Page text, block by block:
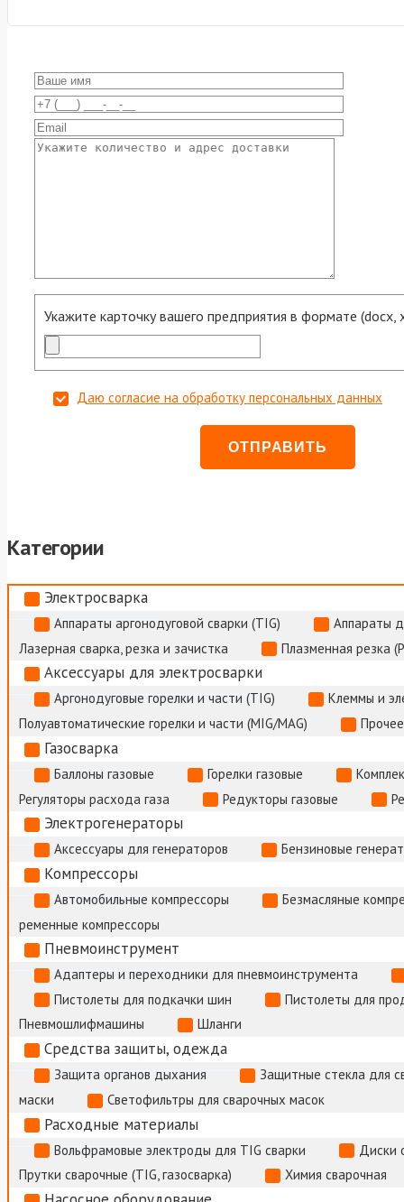
Укажите карточку вашего предприятия в формате (docx,
Даю согласие на обработку персональных данных
Категории
Электросварка
Аппараты аргонодуговой сварки (TIG)
Аппараты
Лазерная сварка, резка и зачистка
Плазменная резка
Аксессуары для электросварки
Аргонодуговые горелки и части (TIG)
Клеммы и
Полуавтоматические горелки и части (MIG/MAG)
Газосварка
Баллоны газовые Горелки газовые
Регуляторы расхода газа
Редукторы газовые
Электрогенераторы
Аксессуары для генераторов Бензиновые
Компрессоры
Автомобильные компрессоры
Безмасляные
ременные компрессоры
Пневмоинструмент
Адаптеры и переходники для пневмоинструмента
Пистолеты для подкачки шин
Пистолеты для
Пневмошлифмашины
Шланги
Средства защиты, одежда
Защита органов дыхания
Защитные стекла для
маски
Светофильтры для сварочных масок
Расходные материалы
Вольфрамовые электроды для TIG сварки
Диски
Прутки сварочные (TIG, газосварка)
Химия сварочная